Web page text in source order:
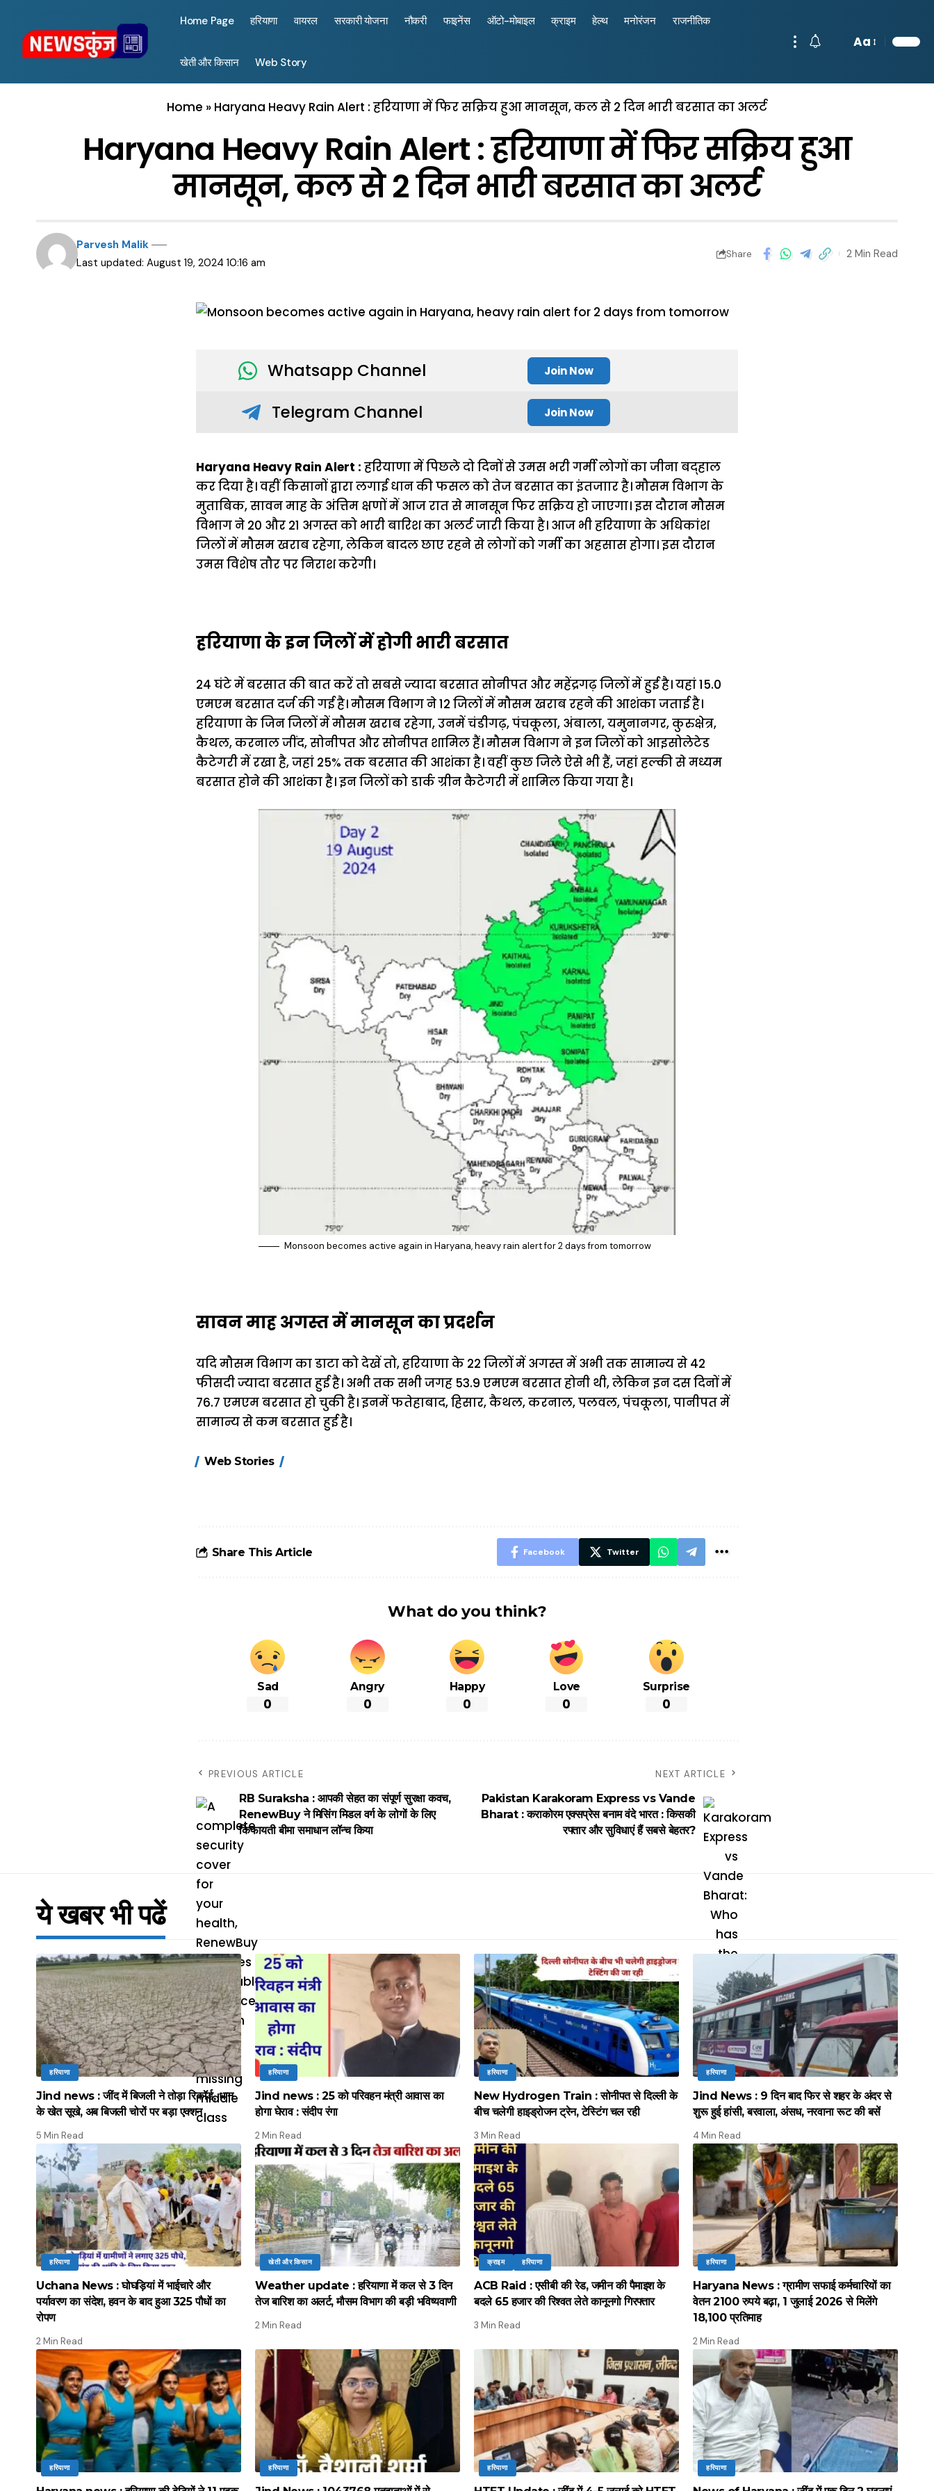
Home Page हरियाणा वायरल सरकारी योजना नौकरी फाइनेंस ऑटो-मोबाइल क्राइम हेल्थ मनोरंजन राजनीतिक
खेती और किसान Web Story
Aa
Home » Haryana Heavy Rain Alert : हरियाणा में फिर सक्रिय हुआ मानसून, कल से 2 दिन भारी बरसात का अलर्ट
Haryana Heavy Rain Alert : हरियाणा में फिर सक्रिय हुआ
मानसून, कल से 2 दिन भारी बरसात का अलर्ट
Last updated: August 19, 2024 10:16 am
Parvesh Malik
Share 2 Min Read
Whatsapp Channel Join Now
Telegram Channel Join Now
Haryana Heavy Rain Alert : हरियाणा में पिछले दो दिनों से उमस भरी गर्मी लोगों का जीना बद्हाल
कर दिया है। वहीं किसानों द्वारा लगाई धान की फसल को तेज बरसात का इंतजाार है। मौसम विभाग के
मुताबिक, सावन माह के अंत्तिम क्षणों में आज रात से मानसून फिर सक्रिय हो जाएगा। इस दौरान मौसम
विभाग ने 20 और 21 अगस्त को भारी बारिश का अलर्ट जारी किया है। आज भी हरियाणा के अधिकांश
जिलों में मौसम खराब रहेगा, लेकिन बादल छाए रहने से लोगों को गर्मी का अहसास होगा। इस दौरान
उमस विशेष तौर पर निराश करेगी।
हरियाणा के इन जिलों में होगी भारी बरसात
24 घंटे में बरसात की बात करें तो सबसे ज्यादा बरसात सोनीपत और महेंद्रगढ़ जिलों में हुई है। यहां 15.0
एमएम बरसात दर्ज की गई है। मौसम विभाग ने 12 जिलों में मौसम खराब रहने की आशंका जताई है।
हरियाणा के जिन जिलों में मौसम खराब रहेगा, उनमें चंडीगढ़, पंचकूला, अंबाला, यमुनानगर, कुरुक्षेत्र,
कैथल, करनाल जींद, सोनीपत और सोनीपत शामिल हैं। मौसम विभाग ने इन जिलों को आइसोलेटेड
कैटेगरी में रखा है, जहां 25% तक बरसात की आशंका है। वहीं कुछ जिले ऐसे भी हैं, जहां हल्की से मध्यम
बरसात होने की आशंका है। इन जिलों को डार्क ग्रीन कैटेगरी में शामिल किया गया है।
Monsoon becomes active again in Haryana, heavy rain alert for 2 days from tomorrow
सावन माह अगस्त में मानसून का प्रदर्शन
यदि मौसम विभाग का डाटा को देखें तो, हरियाणा के 22 जिलों में अगस्त में अभी तक सामान्य से 42
फीसदी ज्यादा बरसात हुई है। अभी तक सभी जगह 53.9 एमएम बरसात होनी थी, लेकिन इन दस दिनों में
76.7 एमएम बरसात हो चुकी है। इनमें फतेहाबाद, हिसार, कैथल, करनाल, पलवल, पंचकूला, पानीपत में
सामान्य से कम बरसात हुई है।
Web Stories
होंगे FASTag के
आसान ट्रिक्स
निगरानी
Share This Article Facebook Twitter
What do you think?
Sad
0
Angry
0
Happy
0
Love
0
Surprise
0
PREVIOUS ARTICLE
RB Suraksha : आपकी सेहत का संपूर्ण सुरक्षा कवच,
RenewBuy ने मिसिंग मिडल वर्ग के लोगों के लिए
किफायती बीमा समाधान लॉन्च किया
NEXT ARTICLE
Pakistan Karakoram Express vs Vande
Bharat : कराकोरम एक्सप्रेस बनाम वंदे भारत : किसकी
रफ्तार और सुविधाएं हैं सबसे बेहतर?
ये खबर भी पढें
हरियाणा
Jind news : जींद में बिजली ने तोड़ा रिकॉर्ड, धान
के खेत सूखे, अब बिजली चोरों पर बड़ा एक्शन
5 Min Read
हरियाणा
Jind news : 25 को परिवहन मंत्री आवास का
होगा घेराव : संदीप रंगा
2 Min Read
हरियाणा
New Hydrogen Train : सोनीपत से दिल्ली के
बीच चलेगी हाइड्रोजन ट्रेन, टेस्टिंग चल रही
3 Min Read
हरियाणा
Jind News : 9 दिन बाद फिर से शहर के अंदर से
शुरू हुई हांसी, बरवाला, अंसध, नरवाना रूट की बसें
4 Min Read
हरियाणा
Uchana News : घोघड़ियां में भाईचारे और
पर्यावरण का संदेश, हवन के बाद हुआ 325 पौधों का
रोपण
2 Min Read
खेती और किसान
Weather update : हरियाणा में कल से 3 दिन
तेज बारिश का अलर्ट, मौसम विभाग की बड़ी भविष्यवाणी
2 Min Read
क्राइम हरियाणा
ACB Raid : एसीबी की रेड, जमीन की पैमाइश के
बदले 65 हजार की रिश्वत लेते कानूनगो गिरफ्तार
3 Min Read
हरियाणा
Haryana News : ग्रामीण सफाई कर्मचारियों का
वेतन 2100 रुपये बढ़ा, 1 जुलाई 2026 से मिलेंगे
18,100 प्रतिमाह
2 Min Read
हरियाणा हरियाणा हरियाणा हरियाणा